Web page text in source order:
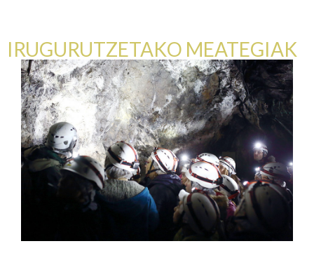
IRUGURUTZETAKO MEATEGIAK